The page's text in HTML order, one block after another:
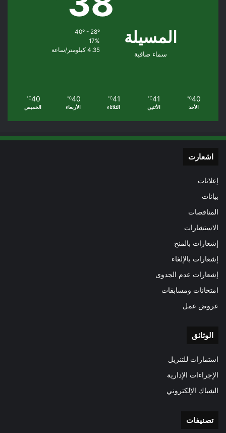
المسيلة
سماء صافية
40º - 28º
17%
4.35 كيلومتر/ساعة
40
℃
الأحد
41
℃
الأثنين
41
℃
الثلاثاء
40
℃
الأربعاء
40
℃
الخميس
اشعارت
إعلانات
بيانات
المناقصات
الاستشارات
إشعارات بالمنح
إشعارات بالإلغاء
إشعارات عدم الجدوى
امتحانات ومسابقات
عروض عمل
الوثائق
استمارات للتنزيل
الإجراءات الإدارية
الشباك الإلكتروني
تصنيفات